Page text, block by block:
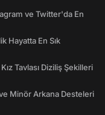
ve Twitter'da En
Hayatta En Sık
Tavlası Diziliş Şekilleri
Minör Arkana Desteleri